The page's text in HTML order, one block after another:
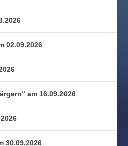
02.09.2026
am 16.09.2026
30.09.2026